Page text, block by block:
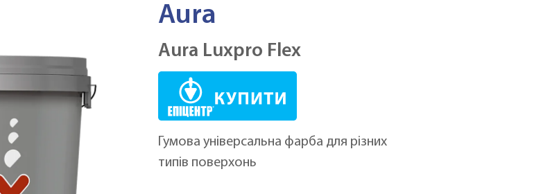
Aura
Aura Luxpro Flex
Гумова універсальна фарба для різних
типів поверхонь